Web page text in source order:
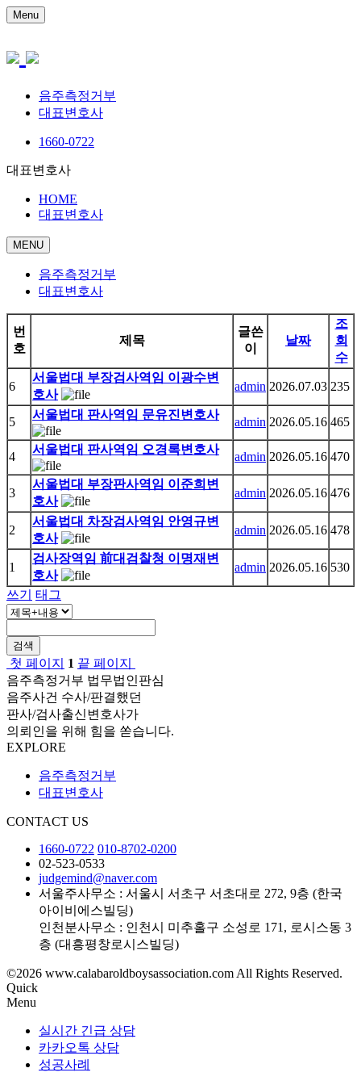
Menu
음주측정거부
대표변호사
1660-0722
대표변호사
HOME
대표변호사
MENU
음주측정거부
대표변호사
번
호
제목
글쓴
이
날짜
조
회
수
6
서울법대 부장검사역임 이광수변
호사
admin 2026.07.03 235
5
서울법대 판사역임 문유진변호사
admin 2026.05.16 465
4
서울법대 판사역임 오경록변호사
admin 2026.05.16 470
3
서울법대 부장판사역임 이준희변
호사
admin 2026.05.16 476
2
서울법대 차장검사역임 안영규변
호사
admin 2026.05.16 478
1
검사장역임 前대검찰청 이명재변
호사
admin 2026.05.16 530
쓰기
태그
검색
첫 페이지 1 끝 페이지
음주측정거부 법무법인판심
음주사건 수사/판결했던
판사/검사출신변호사가
의뢰인을 위해 힘을 쏟습니다.
EXPLORE
음주측정거부
대표변호사
CONTACT US
1660-0722 010-8702-0200
02-523-0533
judgemind@naver.com
서울주사무소 : 서울시 서초구 서초대로 272, 9층 (한국
아이비에스빌딩)
인천분사무소 : 인천시 미추홀구 소성로 171, 로시스동 3
층 (대흥평창로시스빌딩)
©2026 www.calabaroldboysassociation.com All Rights Reserved.
Quick
Menu
실시간 긴급 상담
카카오톡 상담
성공사례